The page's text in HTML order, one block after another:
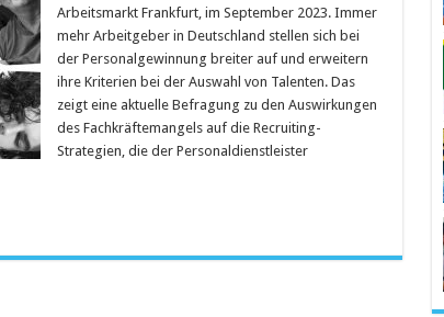
Arbeitsmarkt Frankfurt, im September 2023. Immer
mehr Arbeitgeber in Deutschland stellen sich bei
der Personalgewinnung breiter auf und erweitern
ihre Kriterien bei der Auswahl von Talenten. Das
zeigt eine aktuelle Befragung zu den Auswirkungen
des Fachkräftemangels auf die Recruiting-
Strategien, die der Personaldienstleister